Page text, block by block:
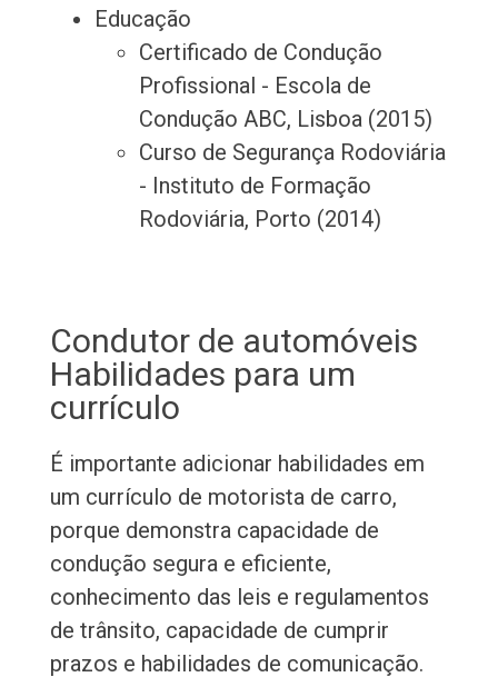
Educação
Certificado de Condução
Profissional - Escola de
Condução ABC, Lisboa (2015)
Curso de Segurança Rodoviária
- Instituto de Formação
Rodoviária, Porto (2014)
Condutor de automóveis
Habilidades para um
currículo
É importante adicionar habilidades em
um currículo de motorista de carro,
porque demonstra capacidade de
condução segura e eficiente,
conhecimento das leis e regulamentos
de trânsito, capacidade de cumprir
prazos e habilidades de comunicação.